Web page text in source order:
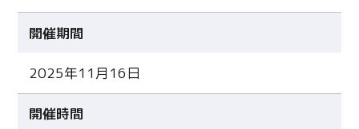
開催期間
2025年11月16日
開催時間